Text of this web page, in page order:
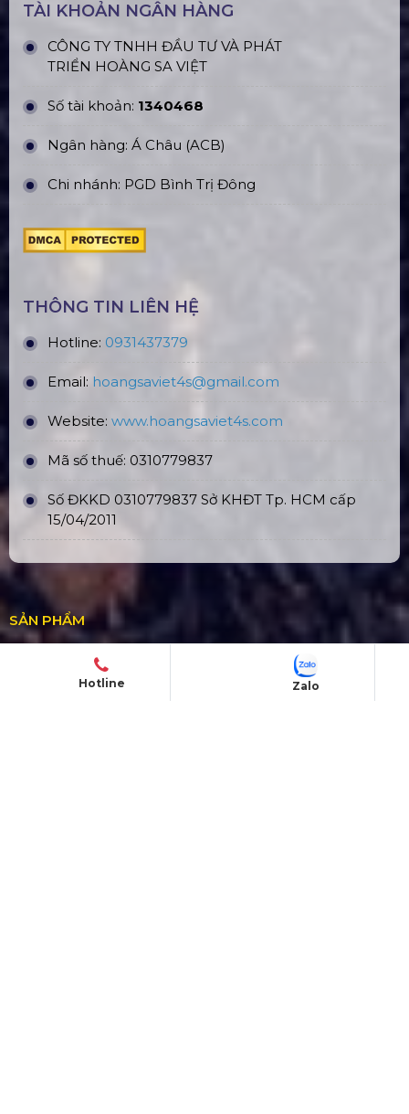
TÀI KHOẢN NGÂN HÀNG
CÔNG TY TNHH ĐẦU TƯ VÀ PHÁT
TRIỂN HOÀNG SA VIỆT
Số tài khoản: 1340468
Ngân hàng: Á Châu (ACB)
Chi nhánh: PGD Bình Trị Đông
THÔNG TIN LIÊN HỆ
Hotline: 0931437379
Email: hoangsaviet4s@gmail.com
Website: www.hoangsaviet4s.com
Mã số thuế: 0310779837
Số ĐKKD 0310779837 Sở KHĐT Tp. HCM cấp
15/04/2011
SẢN PHẨM
Hotline Zalo